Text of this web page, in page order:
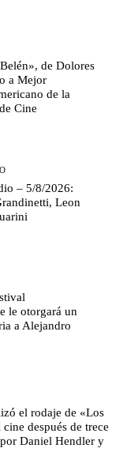
de Dolores
a Mejor
de la
Cine
– 5/8/2026:
Leon
le otorgará un
a Alejandro
el rodaje de «Los
después de trece
Daniel Hendler y